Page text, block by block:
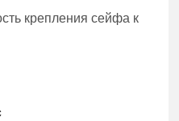
крепления сейфа к